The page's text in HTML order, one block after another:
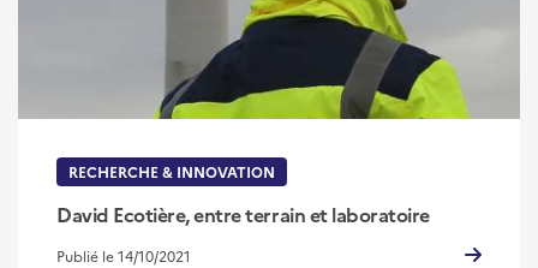
RECHERCHE & INNOVATION
David Ecotière, entre terrain et laboratoire
Publié le 14/10/2021